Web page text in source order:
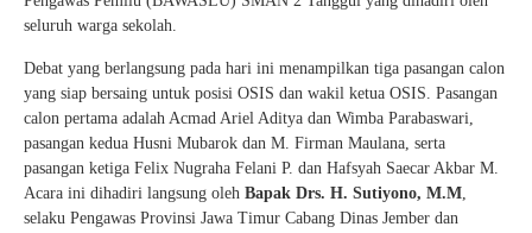
seluruh warga sekolah.
Debat yang berlangsung pada hari ini menampilkan tiga pasangan calon
yang siap bersaing untuk posisi OSIS dan wakil ketua OSIS. Pasangan
calon pertama adalah Acmad Ariel Aditya dan Wimba Parabaswari,
pasangan kedua Husni Mubarok dan M. Firman Maulana, serta
pasangan ketiga Felix Nugraha Felani P. dan Hafsyah Saecar Akbar M.
Acara ini dihadiri langsung oleh Bapak Drs. H. Sutiyono, M.M,
selaku Pengawas Provinsi Jawa Timur Cabang Dinas Jember dan